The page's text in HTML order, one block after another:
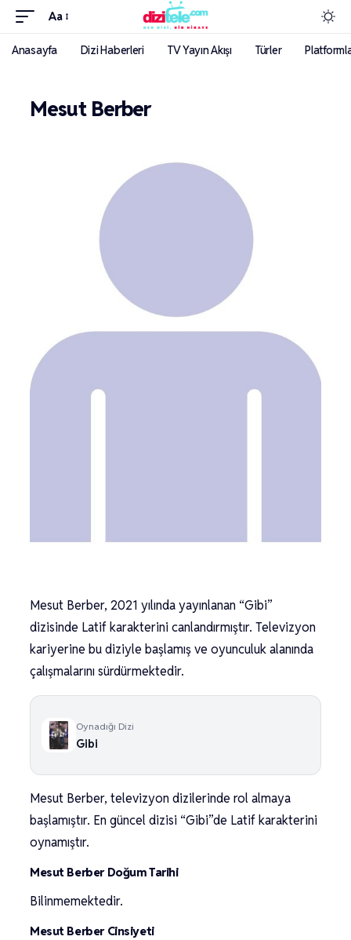
Aa
Anasayfa Dizi Haberleri TV Yayın Akışı Türler
Mesut Berber
Mesut Berber, 2021 yılında yayınlanan “Gibi”
dizisinde Latif karakterini canlandırmıştır. Televizyon
kariyerine bu diziyle başlamış ve oyunculuk alanında
çalışmalarını sürdürmektedir.
Oynadığı Dizi
Gibi
Mesut Berber, televizyon dizilerinde rol almaya
başlamıştır. En güncel dizisi “Gibi”de Latif karakterini
oynamıştır.
Mesut Berber Doğum Tarihi
Bilinmemektedir.
Mesut Berber Cinsiyeti